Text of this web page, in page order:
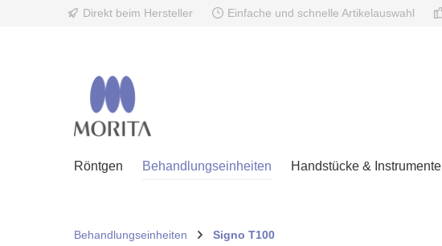
Zur Hauptnavigation springen
Direkt beim Hersteller Einfache und schnelle Artikelauswahl
Röntgen Behandlungseinheiten Handstücke & Instrumente
Behandlungseinheiten Signo T100